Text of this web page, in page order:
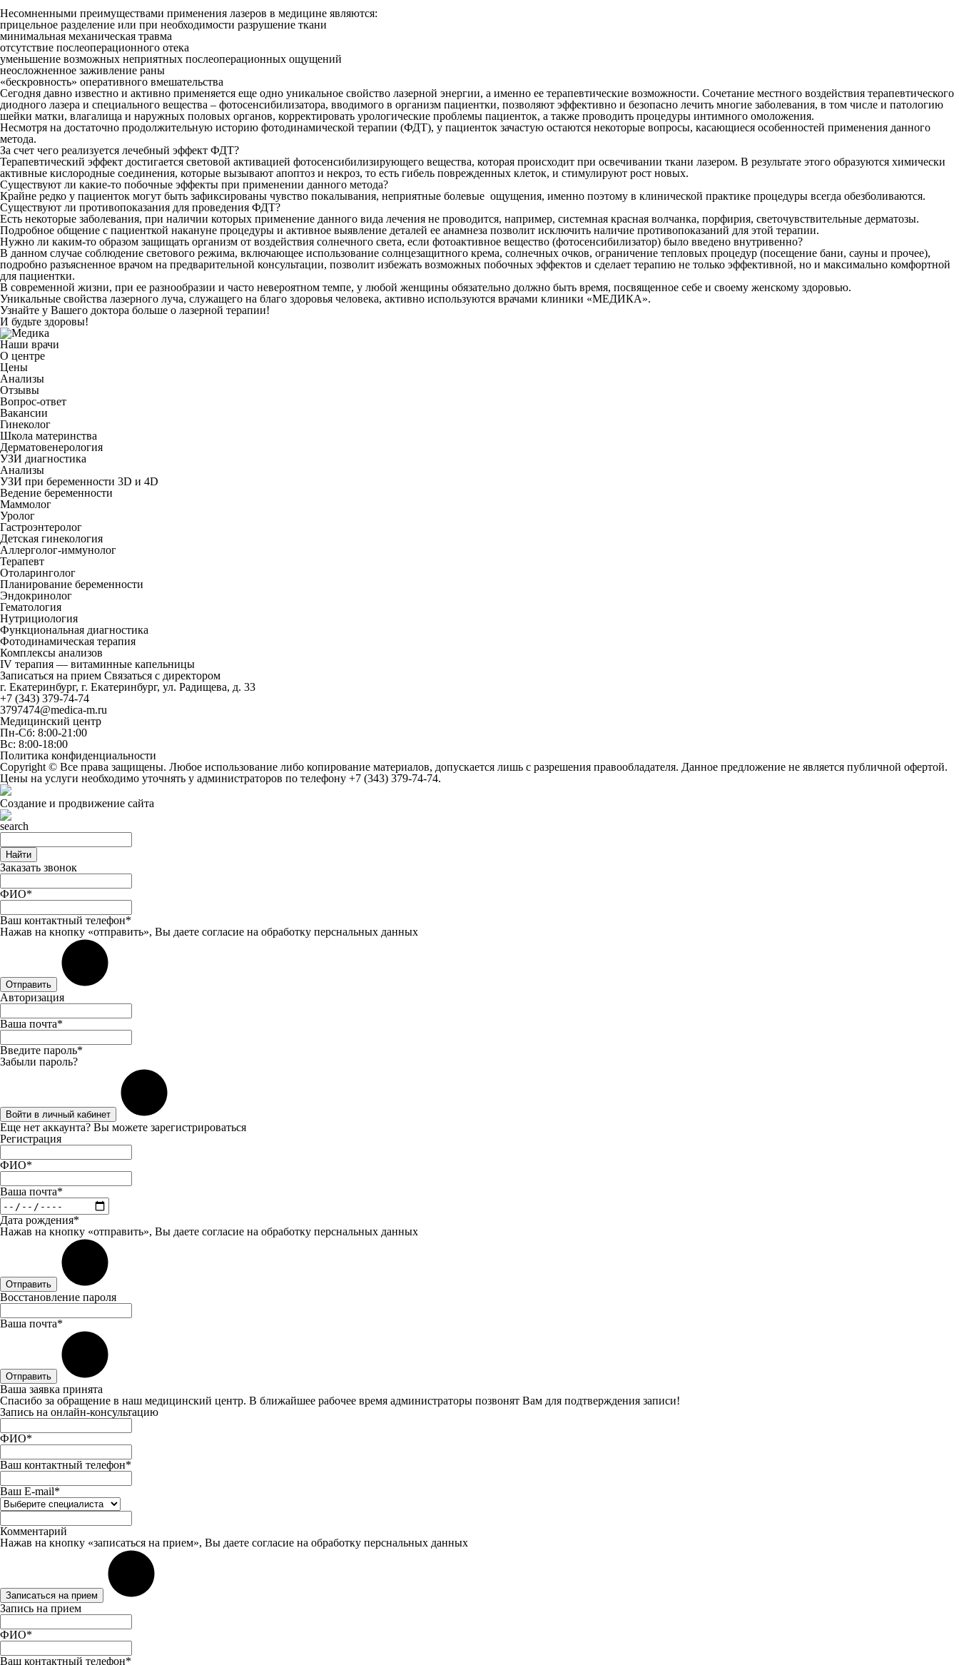
Несомненными преимуществами применения лазеров в медицине являются:
прицельное разделение или при необходимости разрушение ткани
минимальная механическая травма
отсутствие послеоперационного отека
уменьшение возможных неприятных послеоперационных ощущений
неосложненное заживление раны
«бескровность» оперативного вмешательства
Сегодня давно известно и активно применяется еще одно уникальное свойство лазерной энергии, а именно ее терапевтические возможности. Сочетание местного воздействия терапевтического
диодного лазера и специального вещества – фотосенсибилизатора, вводимого в организм пациентки, позволяют эффективно и безопасно лечить многие заболевания, в том числе и патологию
шейки матки, влагалища и наружных половых органов, корректировать урологические проблемы пациенток, а также проводить процедуры интимного омоложения.
Несмотря на достаточно продолжительную историю фотодинамической терапии (ФДТ), у пациенток зачастую остаются некоторые вопросы, касающиеся особенностей применения данного
метода.
За счет чего реализуется лечебный эффект ФДТ?
Терапевтический эффект достигается световой активацией фотосенсибилизирующего вещества, которая происходит при освечивании ткани лазером. В результате этого образуются химически
активные кислородные соединения, которые вызывают апоптоз и некроз, то есть гибель поврежденных клеток, и стимулируют рост новых.
Существуют ли какие-то побочные эффекты при применении данного метода?
Крайне редко у пациенток могут быть зафиксированы чувство покалывания, неприятные болевые ощущения, именно поэтому в клинической практике процедуры всегда обезболиваются.
Существуют ли противопоказания для проведения ФДТ?
Есть некоторые заболевания, при наличии которых применение данного вида лечения не проводится, например, системная красная волчанка, порфирия, светочувствительные дерматозы.
Подробное общение с пациенткой накануне процедуры и активное выявление деталей ее анамнеза позволит исключить наличие противопоказаний для этой терапии.
Нужно ли каким-то образом защищать организм от воздействия солнечного света, если фотоактивное вещество (фотосенсибилизатор) было введено внутривенно?
В данном случае соблюдение светового режима, включающее использование солнцезащитного крема, солнечных очков, ограничение тепловых процедур (посещение бани, сауны и прочее),
подробно разъясненное врачом на предварительной консультации, позволит избежать возможных побочных эффектов и сделает терапию не только эффективной, но и максимально комфортной
для пациентки.
В современной жизни, при ее разнообразии и часто невероятном темпе, у любой женщины обязательно должно быть время, посвященное себе и своему женскому здоровью.
Уникальные свойства лазерного луча, служащего на благо здоровья человека, активно используются врачами клиники «МЕДИКА».
Узнайте у Вашего доктора больше о лазерной терапии!
И будьте здоровы!
Наши врачи
О центре
Цены
Анализы
Отзывы
Вопрос-ответ
Вакансии
Гинеколог
Школа материнства
Дерматовенерология
УЗИ диагностика
Анализы
УЗИ при беременности 3D и 4D
Ведение беременности
Маммолог
Уролог
Гастроэнтеролог
Детская гинекология
Аллерголог-иммунолог
Терапевт
Отоларинголог
Планирование беременности
Эндокринолог
Гематология
Нутрициология
Функциональная диагностика
Фотодинамическая терапия
Комплексы анализов
IV терапия — витаминные капельницы
Записаться на прием Связаться с директором
г. Екатеринбург, г. Екатеринбург, ул. Радищева, д. 33
+7 (343) 379-74-74
3797474@medica-m.ru
Медицинский центр
Пн-Сб: 8:00-21:00
Вс: 8:00-18:00
Политика конфиденциальности
Copyright © Все права защищены. Любое использование либо копирование материалов, допускается лишь с разрешения правообладателя. Данное предложение не является публичной офертой.
Цены на услуги необходимо уточнять у администраторов по телефону +7 (343) 379-74-74.
Создание и продвижение сайта
Найти
Заказать звонок
ФИО*
Ваш контактный телефон*
Нажав на кнопку «отправить», Вы даете согласие на обработку перснальных данных
Отправить
Авторизация
Ваша почта*
Введите пароль*
Забыли пароль?
Войти в личный кабинет
Еще нет аккаунта? Вы можете зарегистрироваться
Регистрация
ФИО*
Ваша почта*
Дата рождения*
Нажав на кнопку «отправить», Вы даете согласие на обработку перснальных данных
Отправить
Восстановление пароля
Ваша почта*
Отправить
Ваша заявка принята
Спасибо за обращение в наш медицинский центр. В ближайшее рабочее время администраторы позвонят Вам для подтверждения записи!
Запись на онлайн-консультацию
ФИО*
Ваш контактный телефон*
Ваш E-mail*
Комментарий
Нажав на кнопку «записаться на прием», Вы даете согласие на обработку перснальных данных
Записаться на прием
Запись на прием
ФИО*
Ваш контактный телефон*